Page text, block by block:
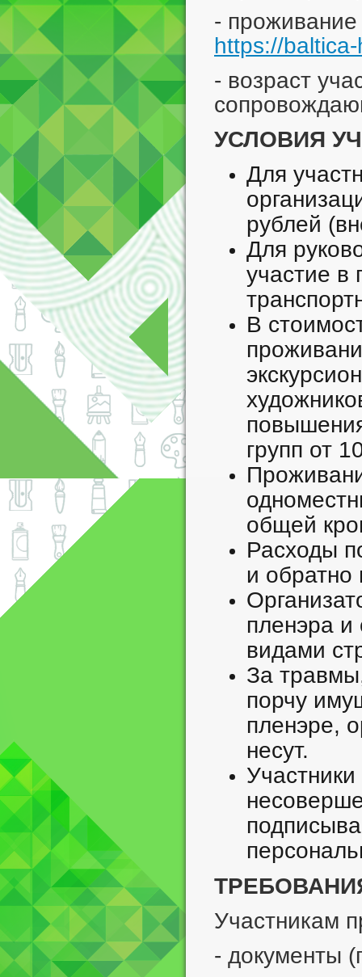
- проживание
https://
- возраст
УСЛОВИЯ
Для
рублей
Для
участие в
В
групп от
общей
Расходы
и
пленэра
видами
За
порчу
пленэре,
несут.
Участникам
- документы